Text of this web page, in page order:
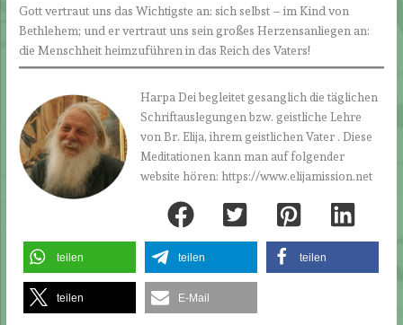
Gott vertraut uns das Wichtigste an: sich selbst – im Kind von
Bethlehem; und er vertraut uns sein großes Herzensanliegen an:
die Menschheit heimzuführen in das Reich des Vaters!
Harpa Dei begleitet gesanglich die täglichen
Schriftauslegungen bzw. geistliche Lehre
von Br. Elija, ihrem geistlichen Vater . Diese
Meditationen kann man auf folgender
website hören: https://www.elijamission.net
teilen teilen teilen
teilen E-Mail